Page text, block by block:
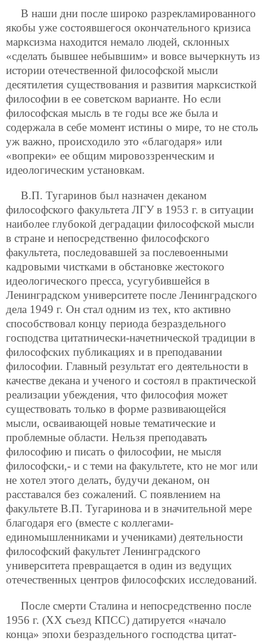
В наши дни после широко разрекламированного
якобы уже состоявшегося окончательного кризиса
марксизма находится немало людей, склонных
«сделать бывшее небывшим» и вовсе вычеркнуть из
истории отечественной философской мысли
десятилетия существования и развития марксисткой
философии в ее советском варианте. Но если
философская мысль в те годы все же была и
содержала в себе момент истины о мире, то не столь
уж важно, происходило это «благодаря» или
«вопреки» ее общим мировоззренческим и
идеологическим установкам.
В.П. Тугаринов был назначен деканом
философского факультета ЛГУ в 1953 г. в ситуации
наиболее глубокой деградации философской мысли
в стране и непосредственно философского
факультета, последовавшей за послевоенными
кадровыми чистками в обстановке жестокого
идеологического пресса, усугубившейся в
Ленинградском университете после Ленинградского
дела 1949 г. Он стал одним из тех, кто активно
способствовал концу периода безраздельного
господства цитатнически-начетнической традиции в
философских публикациях и в преподавании
философии. Главный результат его деятельности в
качестве декана и ученого и состоял в практической
реализации убеждения, что философия может
существовать только в форме развивающейся
мысли, осваивающей новые тематические и
проблемные области. Нельзя преподавать
философию и писать о философии, не мысля
философски,- и с теми на факультете, кто не мог или
не хотел этого делать, будучи деканом, он
расставался без сожалений. С появлением на
факультете В.П. Тугаринова и в значительной мере
благодаря его (вместе с коллегами-
единомышленниками и учениками) деятельности
философский факультет Ленинградского
университета превращается в один из ведущих
отечественных центров философских исследований.
После смерти Сталина и непосредственно после
1956 г. (ХХ съезд КПСС) датируется «начало
конца» эпохи безраздельного господства цитат-